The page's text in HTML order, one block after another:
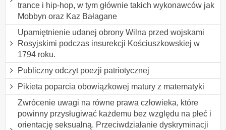
trance i hip-hop, w tym głównie takich wykonawców jak
Mobbyn oraz Kaz Bałagane
Upamiętnienie udanej obrony Wilna przed wojskami
Rosyjskimi podczas insurekcji Kościuszkowskiej w
1794 roku.
Publiczny odczyt poezji patriotycznej
Pikieta poparcia obowiązkowej matury z matematyki
Zwrócenie uwagi na równe prawa człowieka, które
powinny przysługiwać każdemu bez względu na płeć i
orientację seksualną. Przeciwdziałanie dyskryminacji